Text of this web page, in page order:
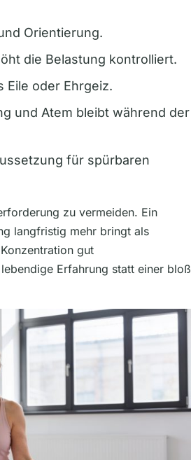
Orientierung.
die Belastung kontrolliert.
Eile oder Ehrgeiz.
und Atem bleibt während der
für spürbaren
zu vermeiden. Ein
langfristig mehr bringt als
gut
Erfahrung statt einer bloß